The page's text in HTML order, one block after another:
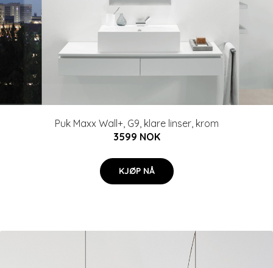
Puk Maxx Wall+, G9, klare linser, krom
3599 NOK
KJØP NÅ